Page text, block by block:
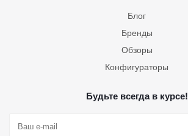
Блог
Бренды
Обзоры
Конфигураторы
Будьте всегда в курсе!